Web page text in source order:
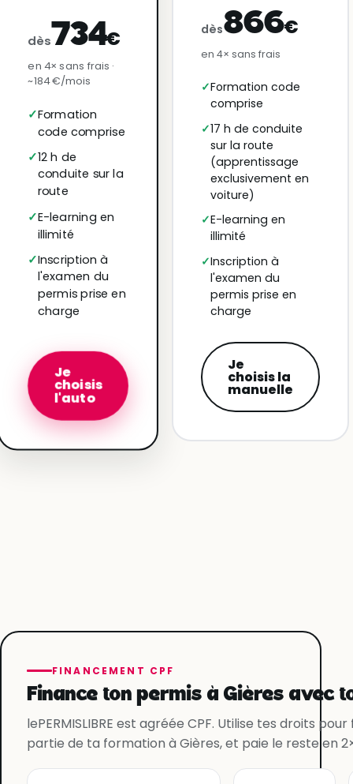
dès734€
en 4× sans frais ·
~184 €/mois
Formation
code comprise
12 h de
conduite sur la
route
E-learning en
illimité
Inscription à
l'examen du
permis prise en
charge
Je
choisis
l'auto
dès866€
en 4× sans frais
Formation code
comprise
17 h de conduite
sur la route
(apprentissage
exclusivement en
voiture)
E-learning en
illimité
Inscription à
l'examen du
permis prise en
charge
Je
choisis la
manuelle
FINANCEMENT CPF
Finance ton permis à Gières avec
lePERMISLIBRE est agréée CPF. Utilise tes droits
partie de ta formation à Gières, et paie le reste en